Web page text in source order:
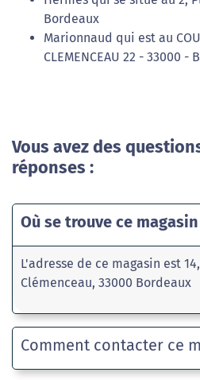
Bordeaux
Marionnaud qui est au
CLEMENCEAU 22 - 33000 -
Vous avez des
réponses :
Où se trouve ce magasin
L'adresse de ce magasin est
Clémenceau, 33000 Bordeaux
Comment contacter ce